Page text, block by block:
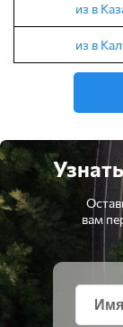
из в
из в
вам